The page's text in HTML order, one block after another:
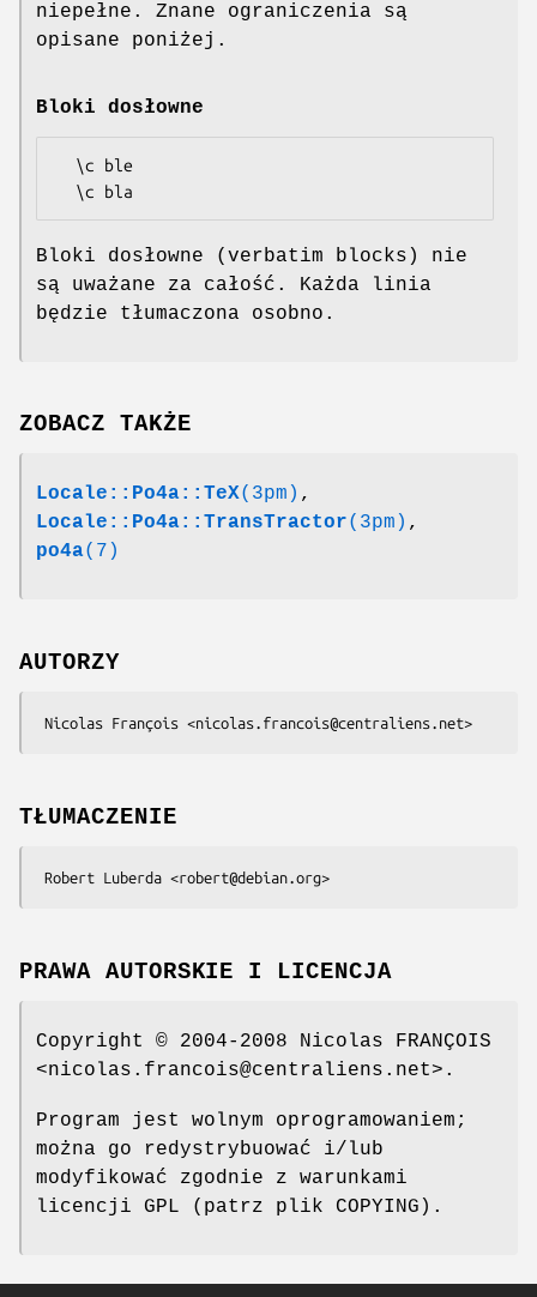
niepełne. Znane ograniczenia są
opisane poniżej.
Bloki dosłowne
Bloki dosłowne (verbatim blocks) nie
są uważane za całość. Każda linia
będzie tłumaczona osobno.
ZOBACZ TAKŻE
Locale::Po4a::TeX(3pm) ,
Locale::Po4a::TransTractor(3pm) ,
po4a(7)
AUTORZY
TŁUMACZENIE
PRAWA AUTORSKIE I LICENCJA
Copyright © 2004-2008 Nicolas FRANÇOIS
<nicolas.francois@centraliens.net>.
Program jest wolnym oprogramowaniem;
można go redystrybuować i/lub
modyfikować zgodnie z warunkami
licencji GPL (patrz plik COPYING).